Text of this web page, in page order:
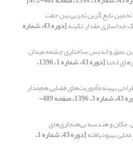
تخمین تابع گرین تجربی بین جفت
جداسازی مقدار تکینه [دوره 43، شماره
عمق و اندیس ساختاری چشمه میدان
انحنا [دوره 43، شماره 1، 1396،
بهینه مأموریت‌های فضایی هم‌مدار
[دوره 43، شماره 3، 1396، صفحه 489-
مکان و هندسه بی‌هنجاری‌های
بهبودیافته [دوره 43، شماره 1،